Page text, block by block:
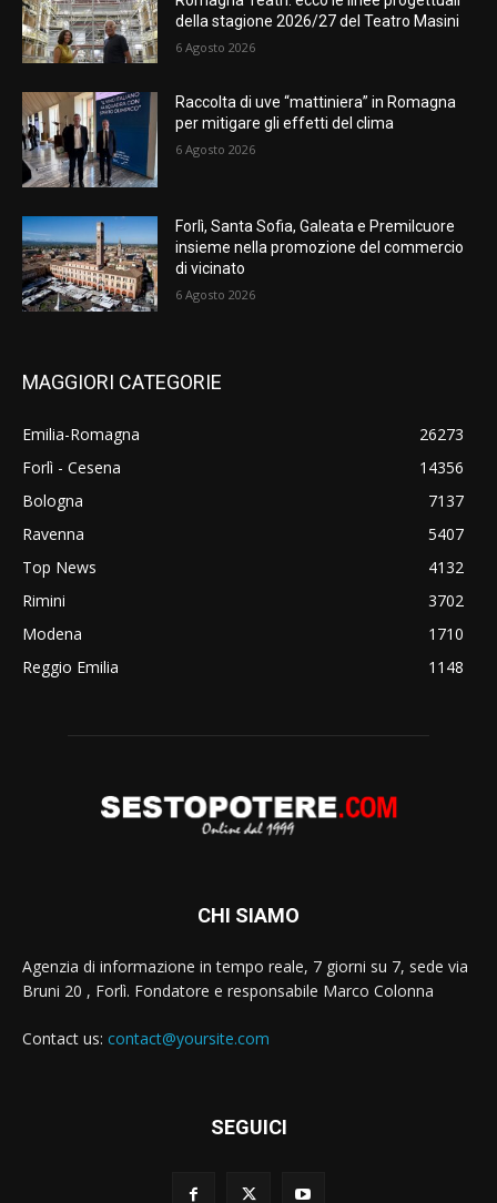
della stagione 2026/27 del Teatro Masini
6 Agosto 2026
Raccolta di uve “mattiniera” in Romagna
per mitigare gli effetti del clima
6 Agosto 2026
Forlì, Santa Sofia, Galeata e Premilcuore
insieme nella promozione del commercio
di vicinato
6 Agosto 2026
MAGGIORI CATEGORIE
Emilia-Romagna
26273
Forlì - Cesena
14356
Bologna
7137
Ravenna
5407
Top News
4132
Rimini
3702
Modena
1710
Reggio Emilia
1148
CHI SIAMO
Agenzia di informazione in tempo reale, 7 giorni su 7, sede via
Bruni 20 , Forlì. Fondatore e responsabile Marco Colonna
Contact us: contact@yoursite.com
SEGUICI